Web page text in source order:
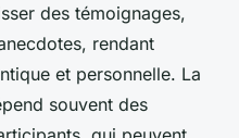
des témoignages,
rendant
et personnelle. La
souvent des